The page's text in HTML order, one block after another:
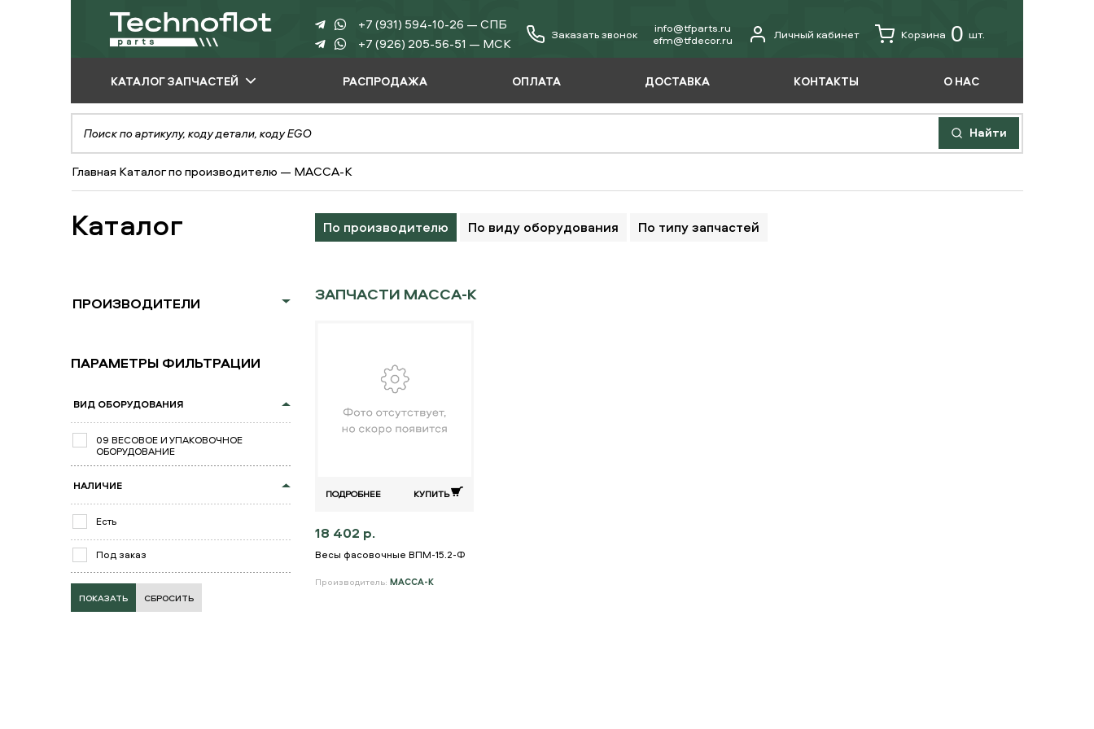
+7 (931) 594-10-26 — СПБ
+7 (926) 205-56-51 — МСК
Заказать звонок
info@tfparts.ru
еfm@tfdecor.ru
Личный кабинет Корзина 0 шт.
КАТАЛОГ ЗАПЧАСТЕЙ
ПО ПРОИЗВОДИТЕЛЮ
ПО ВИДУ
ОБОРУДОВАНИЯ
ПО ТИПУ ЗАПЧАСТЕЙ
РАСПРОДАЖА ОПЛАТА ДОСТАВКА КОНТАКТЫ О НАС
Найти
Главная Каталог по производителю — МАССА-К
Каталог По производителю По виду оборудования По типу запчастей
ПРОИЗВОДИТЕЛИ
ПАРАМЕТРЫ ФИЛЬТРАЦИИ
ВИД ОБОРУДОВАНИЯ
09 ВЕСОВОЕ И УПАКОВОЧНОЕ
ОБОРУДОВАНИЕ
НАЛИЧИЕ
Есть
Под заказ
СБРОСИТЬ
ЗАПЧАСТИ МАССА-К
ПОДРОБНЕЕ КУПИТЬ
18 402 р.
Весы фасовочные ВПМ-15.2-Ф
Производитель: МАССА-К